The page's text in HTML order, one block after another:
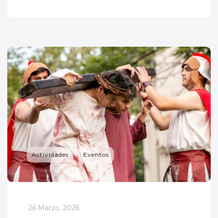
Actividades Eventos
_
26 Marzo, 2026